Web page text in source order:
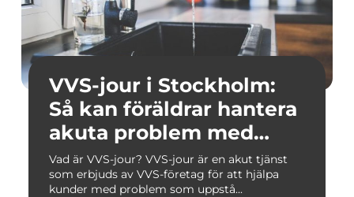
VVS-jour i Stockholm:
Så kan föräldrar hantera
akuta problem med
VVS-systemet hemma
Vad är VVS-jour? VVS-jour är en akut tjänst
som erbjuds av VVS-företag för att hjälpa
kunder med problem som uppstå...